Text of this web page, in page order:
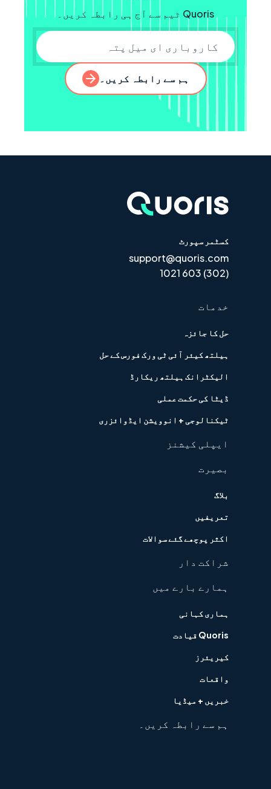
Quoris ٹیم سے آج ہی رابطہ کریں۔
کاروباری ای میل
ہم سے رابطہ کریں۔
کسٹمر سپورٹ
support@quoris.com
(302) 603 1021
خدمات
حل کا جائزہ
ہیلتھ کیئر آئی ٹی ورک فورس کے حل
الیکٹرانک ہیلتھ ریکارڈ
ڈیٹا کی حکمت عملی
ٹیکنالوجی + انوویشن ایڈوائزری
ایپلی کیشنز
بصیرت
بلاگ
تعریفیں
اکثر پوچھے گئے سوالات
شراکت دار
ہمارے بارے میں
ہماری کہانی
Quoris قیادت
کیریئرز
واقعات
خبریں + میڈیا
ہم سے رابطہ کریں۔